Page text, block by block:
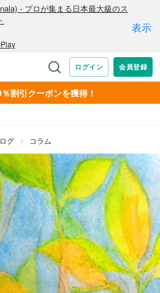
割引クーポンを獲得！
グ コラム